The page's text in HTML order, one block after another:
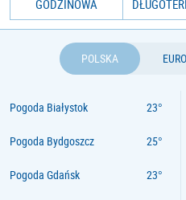
GODZINOWA
POLSKA
Pogoda Białystok
Pogoda Bydgoszcz
Pogoda Gdańsk